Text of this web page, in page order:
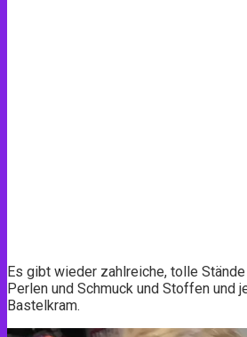
Es gibt wieder zahlreiche, tolle
Perlen und Schmuck und Stoffen und
Bastelkram.